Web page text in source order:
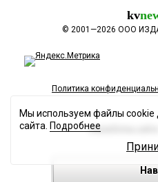
kv
© 2001—2026 ООО
Политика
Разработка сайта
Мы используем файлы cookie
сайта. Подробнее